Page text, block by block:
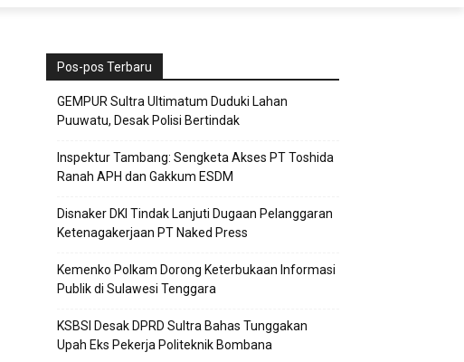
Pos-pos Terbaru
GEMPUR Sultra Ultimatum Duduki Lahan
Puuwatu, Desak Polisi Bertindak
Inspektur Tambang: Sengketa Akses PT Toshida
Ranah APH dan Gakkum ESDM
Disnaker DKI Tindak Lanjuti Dugaan Pelanggaran
Ketenagakerjaan PT Naked Press
Kemenko Polkam Dorong Keterbukaan Informasi
Publik di Sulawesi Tenggara
KSBSI Desak DPRD Sultra Bahas Tunggakan
Upah Eks Pekerja Politeknik Bombana